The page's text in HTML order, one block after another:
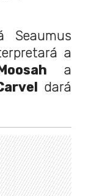
Seaumus
a
a
dará